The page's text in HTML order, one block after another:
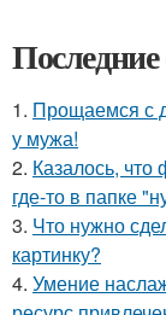
Последние
1. Прощаемся с
у мужа!
2. Казалось,
где-то в папке
3. Что нужно
картинку?
4. Умение